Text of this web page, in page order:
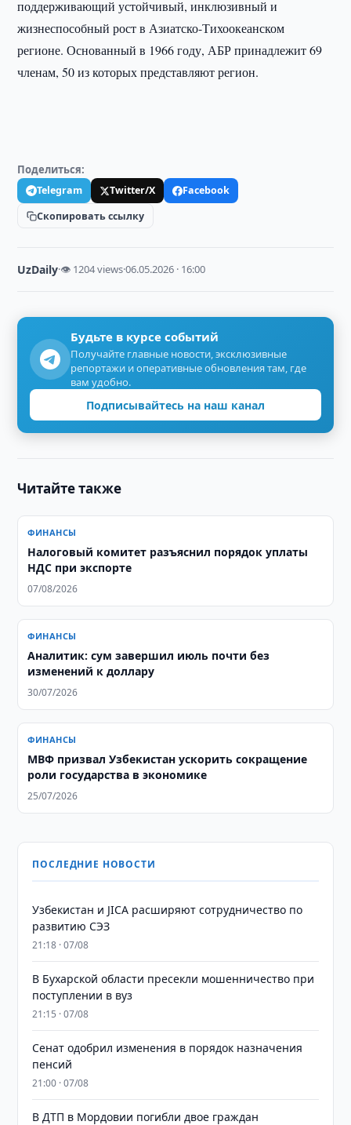
поддерживающий устойчивый, инклюзивный и
жизнеспособный рост в Азиатско-Тихоокеанском
регионе. Основанный в 1966 году, АБР принадлежит 69
членам, 50 из которых представляют регион.
Поделиться:
Telegram Twitter/X
Facebook
Скопировать ссылку
UzDaily·👁 1204 views·06.05.2026 · 16:00
Будьте в курсе событий
Получайте главные новости, эксклюзивные
репортажи и оперативные обновления там, где
вам удобно.
Подписывайтесь на наш канал
Читайте также
ФИНАНСЫ
Налоговый комитет разъяснил порядок уплаты
НДС при экспорте
07/08/2026
ФИНАНСЫ
Аналитик: сум завершил июль почти без
изменений к доллару
30/07/2026
ФИНАНСЫ
МВФ призвал Узбекистан ускорить сокращение
роли государства в экономике
25/07/2026
ПОСЛЕДНИЕ НОВОСТИ
Узбекистан и JICA расширяют сотрудничество по
развитию СЭЗ
21:18 · 07/08
В Бухарской области пресекли мошенничество при
поступлении в вуз
21:15 · 07/08
Сенат одобрил изменения в порядок назначения
пенсий
21:00 · 07/08
В ДТП в Мордовии погибли двое граждан